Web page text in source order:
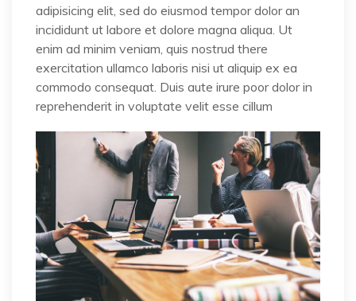
adipisicing elit, sed do eiusmod tempor dolor an
incididunt ut labore et dolore magna aliqua. Ut
enim ad minim veniam, quis nostrud there
exercitation ullamco laboris nisi ut aliquip ex ea
commodo consequat. Duis aute irure poor dolor in
reprehenderit in voluptate velit esse cillum